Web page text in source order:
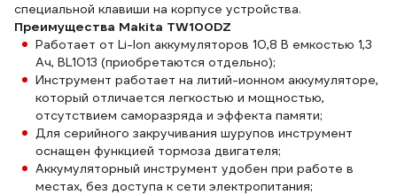
специальной клавиши на корпусе устройства.
Преимущества Makita TW100DZ
Работает от Li-Ion аккумуляторов 10,8 В емкостью 1,3
Ач, BL1013 (приобретаются отдельно);
Инструмент работает на литий-ионном аккумуляторе,
который отличается легкостью и мощностью,
отсутствием саморазряда и эффекта памяти;
Для серийного закручивания шурупов инструмент
оснащен функцией тормоза двигателя;
Аккумуляторный инструмент удобен при работе в
местах, без доступа к сети электропитания;